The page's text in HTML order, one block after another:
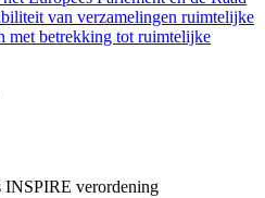
van verzamelingen ruimtelijke
met betrekking tot ruimtelijke
INSPIRE verordening